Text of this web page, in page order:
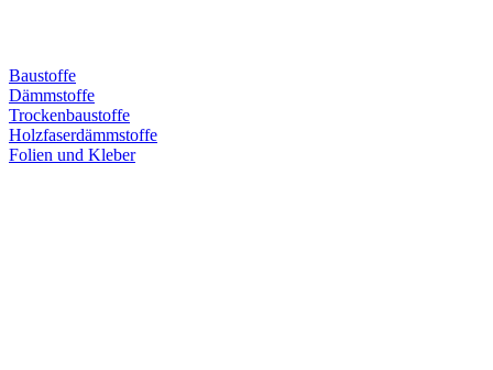
Baustoffe
Dämmstoffe
Trockenbaustoffe
Holzfaserdämmstoffe
Folien und Kleber